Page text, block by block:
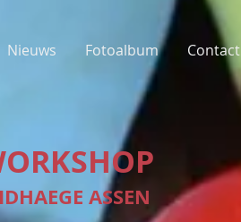
Nieuws Fotoalbum Contact
ASSEN